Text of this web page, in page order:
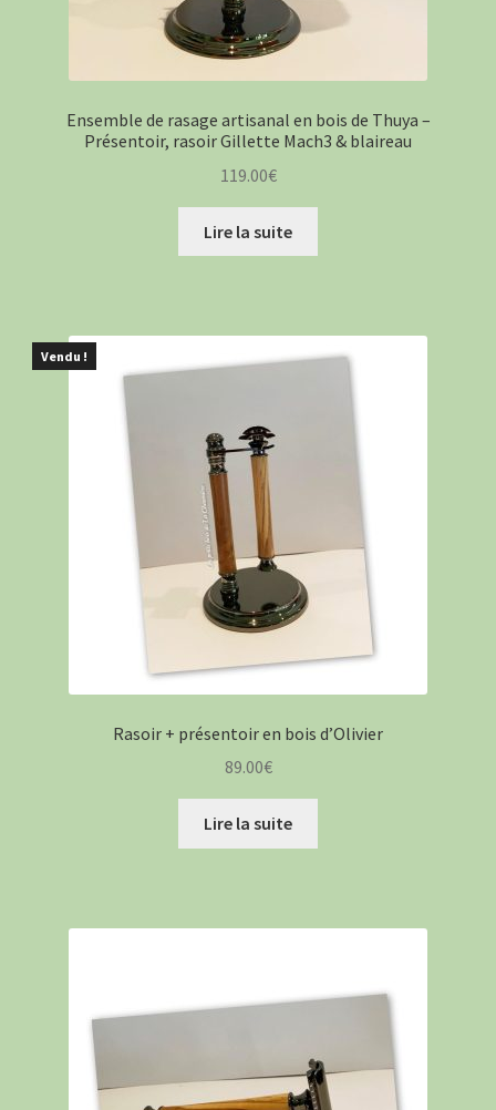
Ensemble de rasage artisanal en bois de Thuya –
Présentoir, rasoir Gillette Mach3 & blaireau
119.00€
Lire la suite
Vendu !
Rasoir + présentoir en bois d’Olivier
89.00€
Lire la suite